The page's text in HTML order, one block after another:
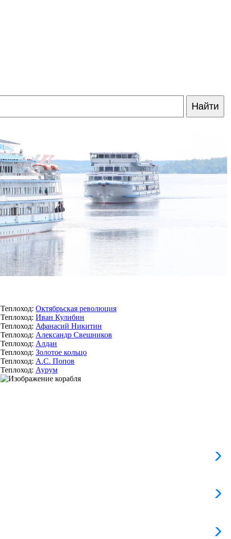
Теплоход:Октябрьская революция
Теплоход:Иван Кулибин
Теплоход: Афанасий Никитин
Теплоход: Александр Свешников
Теплоход: Алдан
Теплоход:Золотое кольцо
Теплоход: А.С. Попов
Теплоход: Аурум